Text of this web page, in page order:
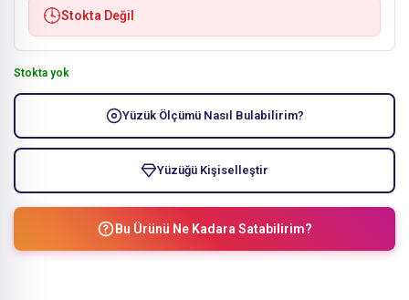
Stokta Değil
Stokta yok
Yüzük Ölçümü Nasıl Bulabilirim?
Yüzüğü Kişiselleştir
Bu Ürünü Ne Kadara Satabilirim?